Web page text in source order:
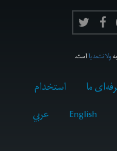
ولانت‌مدیااست.
ما
استخدام
English
عربي